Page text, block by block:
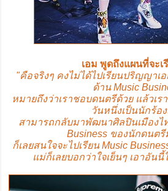
เอม พูดถึงแผนที่จะเ
"คือจริงๆ คงไม่ได้ไปเรียนปริญญาเ
ด้าน Music
หมายถึงว่าเราชอบดนตรีด้วย แล้วเร
วันหนึ่งเป็นนักร้อ
สามารถกลับมาพัฒนาศิลปินเมืองไ
Business ของนักดนต
ก็เลยสนใจจะไปเรียน Music
แม่ก็เลยบอกว่าใจเย็นๆ เอาอัน